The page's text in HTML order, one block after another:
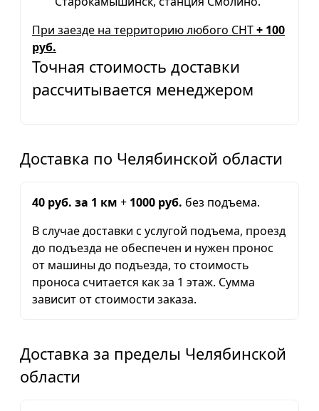
При заезде на территорию любого СНТ+ 100
руб.
Точная стоимость доставки
рассчитывается менеджером
Доставка по Челябинской области
40 руб. за 1 км + 1000 руб. без подъема.
В случае доставки с услугой подъема, проезд
до подъезда не обеспечен и нужен пронос
от машины до подъезда, то стоимость
проноса считается как за 1 этаж. Сумма
зависит от стоимости заказа.
Доставка за пределы Челябинской
области